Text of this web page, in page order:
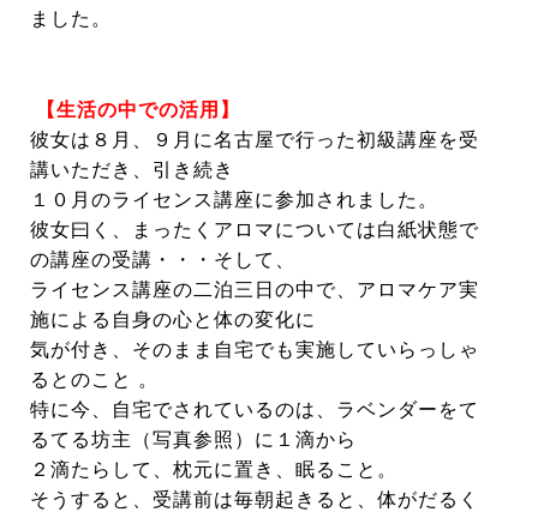
ました。
【生活の中での活用】
彼女は８月、９月に名古屋で行った初級講座を受
講いただき、引き続き
１０月のライセンス講座に参加されました。
彼女曰く、まったくアロマについては白紙状態で
の講座の受講・・・そして、
ライセンス講座の二泊三日の中で、アロマケア実
施による自身の心と体の変化に
気が付き、そのまま自宅でも実施していらっしゃ
るとのこと 。
特に今、自宅でされているのは、ラベンダーをて
るてる坊主（写真参照）に１滴から
２滴たらして、枕元に置き、眠ること。
そうすると、受講前は毎朝起きると、体がだるく